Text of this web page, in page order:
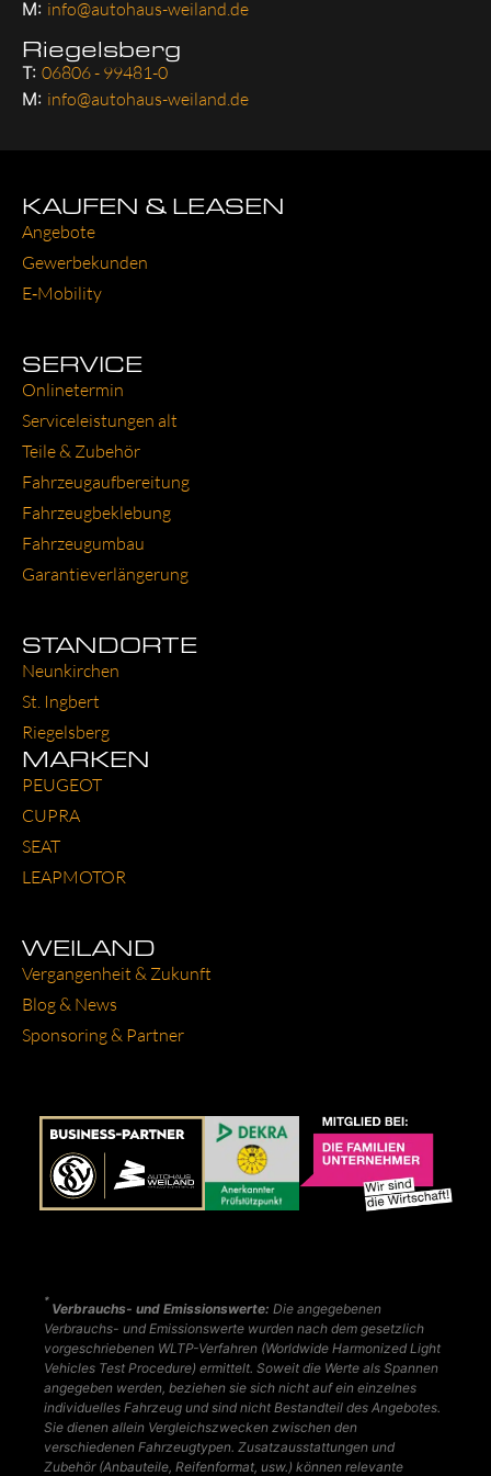
M: info@autohaus-weiland.de
Riegelsberg
T: 06806 - 99481-0
M: info@autohaus-weiland.de
KAUFEN & LEASEN
Ange­bo­te
Gewer­be­kun­den
E‑Mobility
SERVICE
Online­ter­min
Ser­vice­leis­tun­gen alt
Tei­le & Zube­hör
Fahr­zeug­auf­be­rei­tung
Fahr­zeug­be­kle­bung
Fahr­zeug­um­bau
Garantie­verlängerung
STANDORTE
Neun­kir­chen
St. Ing­bert
Rie­gels­berg
MARKEN
PEU­GEOT
CUP­RA
SEAT
LEAP­MO­TOR
WEILAND
Ver­gan­gen­heit & Zukunft
Blog & News
Spon­so­ring & Part­ner
*
Verbrauchs- und Emissionswerte: Die angegebenen
Verbrauchs- und Emissionswerte wurden nach dem gesetzlich
vorgeschriebenen WLTP-Verfahren (Worldwide Harmonized Light
Vehicles Test Procedure) ermittelt. Soweit die Werte als Spannen
angegeben werden, beziehen sie sich nicht auf ein einzelnes
individuelles Fahrzeug und sind nicht Bestandteil des Angebotes.
Sie dienen allein Vergleichszwecken zwischen den
verschiedenen Fahrzeugtypen. Zusatzausstattungen und
Zubehör (Anbauteile, Reifenformat, usw.) können relevante